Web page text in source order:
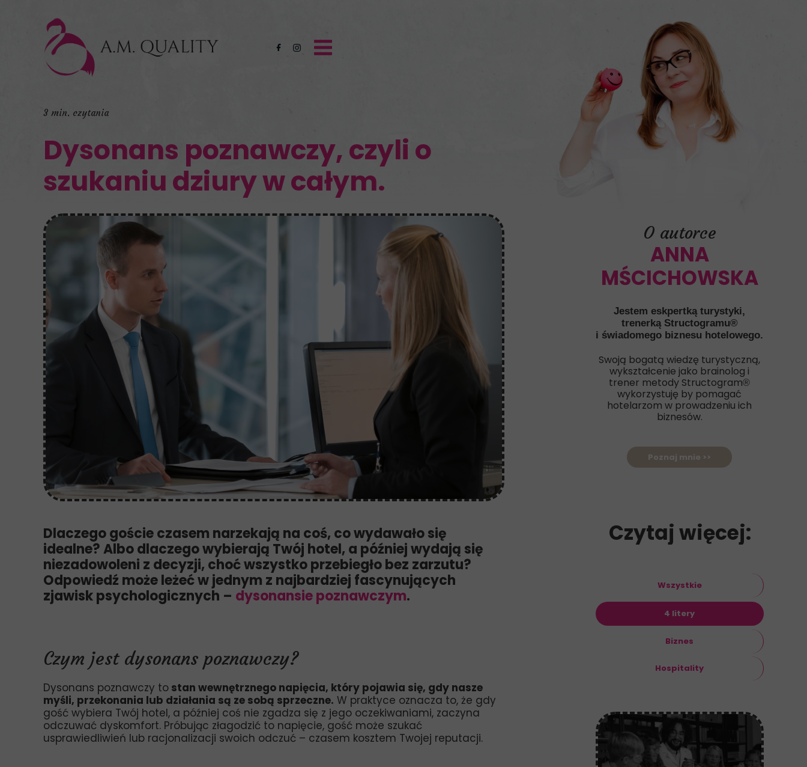
Poznaj mnie >>
O autorce
ANNA
MŚCICHOWSKA
Jestem eskpertką turystyki,
trenerką Structogramu®
i świadomego biznesu hotelowego.
Swoją bogatą wiedzę turystyczną,
wykształcenie jako brainolog i
trener metody Structogram®
wykorzystuję by pomagać
hotelarzom w prowadzeniu ich
biznesów.
3 min. czytania
Dysonans poznawczy, czyli o
szukaniu dziury w całym.
Czytaj więcej:
Hospitality
Biznes
4 litery
Wszystkie
Dlaczego goście czasem narzekają na coś, co wydawało się
idealne? Albo dlaczego wybierają Twój hotel, a później wydają się
niezadowoleni z decyzji, choć wszystko przebiegło bez zarzutu?
Odpowiedź może leżeć w jednym z najbardziej fascynujących
zjawisk psychologicznych – dysonansie poznawczym.
Czym jest dysonans poznawczy?
Dysonans poznawczy to stan wewnętrznego napięcia, który pojawia się, gdy nasze
myśli, przekonania lub działania są ze sobą sprzeczne. W praktyce oznacza to, że gdy
gość wybiera Twój hotel, a później coś nie zgadza się z jego oczekiwaniami, zaczyna
odczuwać dyskomfort. Próbując złagodzić to napięcie, gość może szukać
usprawiedliwień lub racjonalizacji swoich odczuć – czasem kosztem Twojej reputacji.